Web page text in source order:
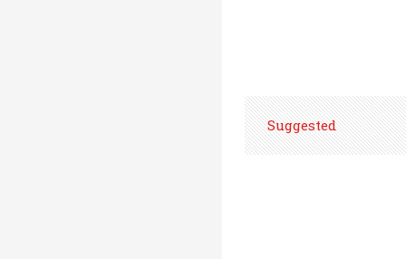
Suggested